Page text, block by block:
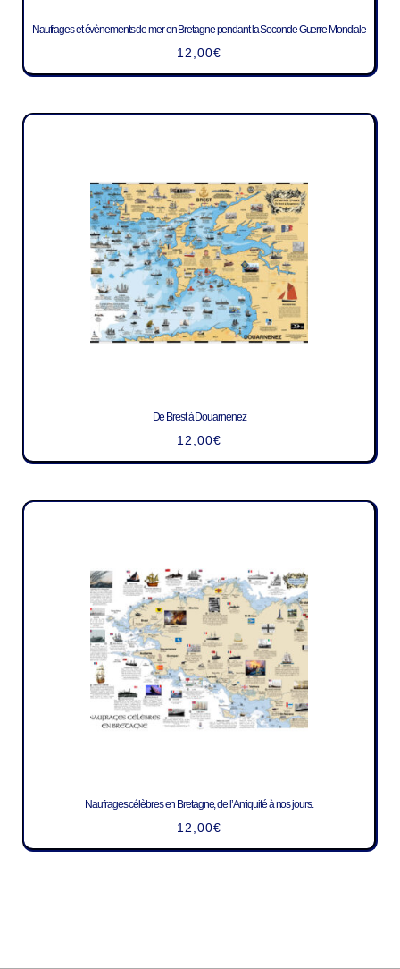
Naufrages et évènements de mer en Bretagne pendant la Seconde Guerre Mondiale
12,00€
De Brest à Douarnenez
12,00€
Naufrages célèbres en Bretagne, de l’Antiquité à nos jours.
12,00€